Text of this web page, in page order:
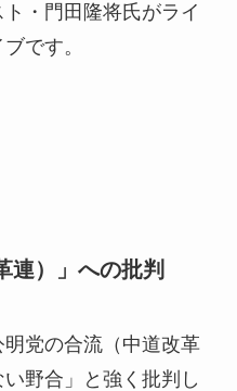
・門田隆将氏がライ
です。
連）」への批判
党の合流（中道改革
野合」と強く批判し